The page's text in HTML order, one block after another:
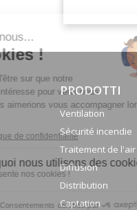
PRODOTTI
Ventilation
Sécurité incendie
Traitement de l'air
Diffusion
Distribution
Captation